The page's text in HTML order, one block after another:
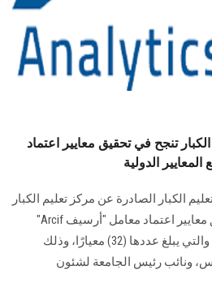
تنجح في تحقيق معايير اعتماد
الدولية
الكبار الصادرة عن مركز تعليم الكبار
جامعة عين شمس في تحقيق معايير اعتماد معامل "أرسيف Arcif"
المتوافقة مع المعايير الدولية والتي يبلغ عددها (32) معيارًا، وذلك
ونائب رئيس الجامعة لشئون